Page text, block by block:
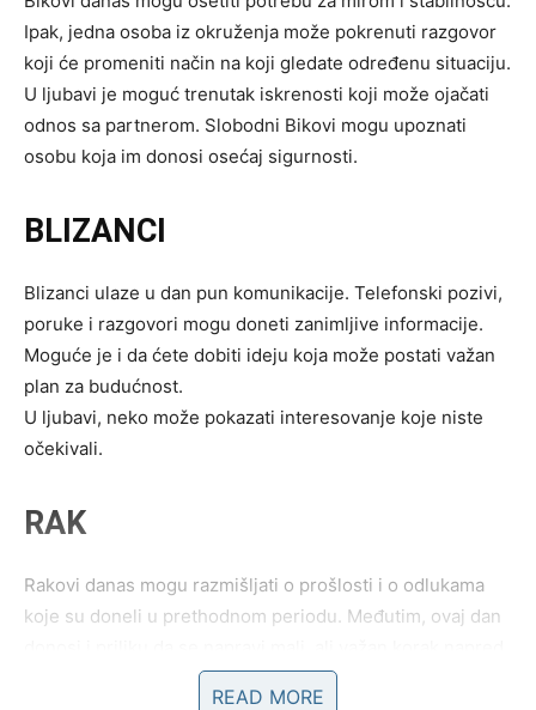
Ipak, jedna osoba iz okruženja može pokrenuti razgovor
koji će promeniti način na koji gledate određenu situaciju.
U ljubavi je moguć trenutak iskrenosti koji može ojačati
odnos sa partnerom. Slobodni Bikovi mogu upoznati
osobu koja im donosi osećaj sigurnosti.
BLIZANCI
Blizanci ulaze u dan pun komunikacije. Telefonski pozivi,
poruke i razgovori mogu doneti zanimljive informacije.
Moguće je i da ćete dobiti ideju koja može postati važan
plan za budućnost.
U ljubavi, neko može pokazati interesovanje koje niste
očekivali.
RAK
Rakovi danas mogu razmišljati o prošlosti i o odlukama
koje su doneli u prethodnom periodu. Međutim, ovaj dan
U ljubavi je moguć emotivan razgovor koji može razjasniti
READ MORE